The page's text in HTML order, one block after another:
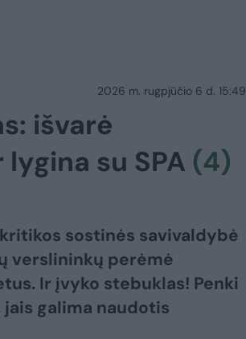
2026 m. rugpjūčio 6 d. 15:49
išvarė
su SPA (4)
sostinės savivaldybė
verslininkų perėmė
Ir įvyko stebuklas! Penki
galima naudotis